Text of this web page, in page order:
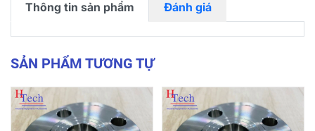
Thông tin sản phẩm Đánh giá
SẢN PHẨM TƯƠNG TỰ